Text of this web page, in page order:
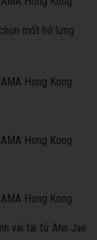
mốt hở lưng
vai tài tử Ahn Jae